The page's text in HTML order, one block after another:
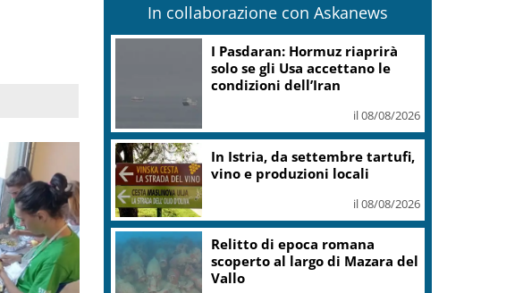
In collaborazione con Askanews
Trattativa acquisto per Spin
Time resta aperta, Gualtieri al
presidio
il 08/08/2026
Canottaggio, Due senza
femminile campione
il 08/08/2026
Taiwan, il presidente Lai sale
sulla motovedetta